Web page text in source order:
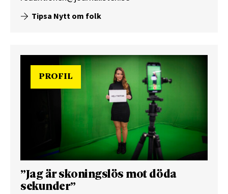
Tipsa Nytt om folk
PROFIL
”Jag är skoningslös mot döda
sekunder”